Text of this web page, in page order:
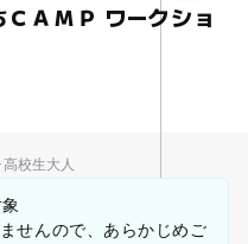
ＣＡＭＰ ワークショ
高校生大人
せんので、あらかじめご